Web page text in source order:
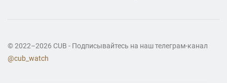
© 2022–2026 CUB - Подписывайтесь на наш телеграм-канал
@cub_watch